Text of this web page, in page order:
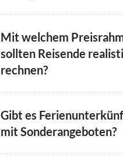
Mit welchem
sollten Reisende
rechnen?
Gibt es
mit Sonderangeboten?